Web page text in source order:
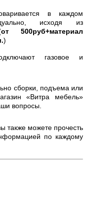
в каждом
исходя из
от 500руб+материал
)
газовое и
сборки, подъема или
«Витра мебель»
вопросы.
также можете прочесть
по каждому